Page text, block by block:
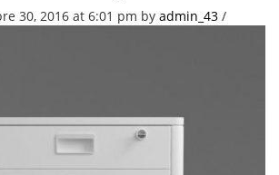
30, 2016 at 6:01 pm by admin_43 /